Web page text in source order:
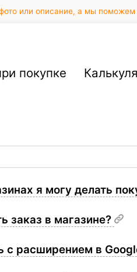
или описание, а мы поможем
покупке
я могу делать
заказ в магазине?
с расширением в